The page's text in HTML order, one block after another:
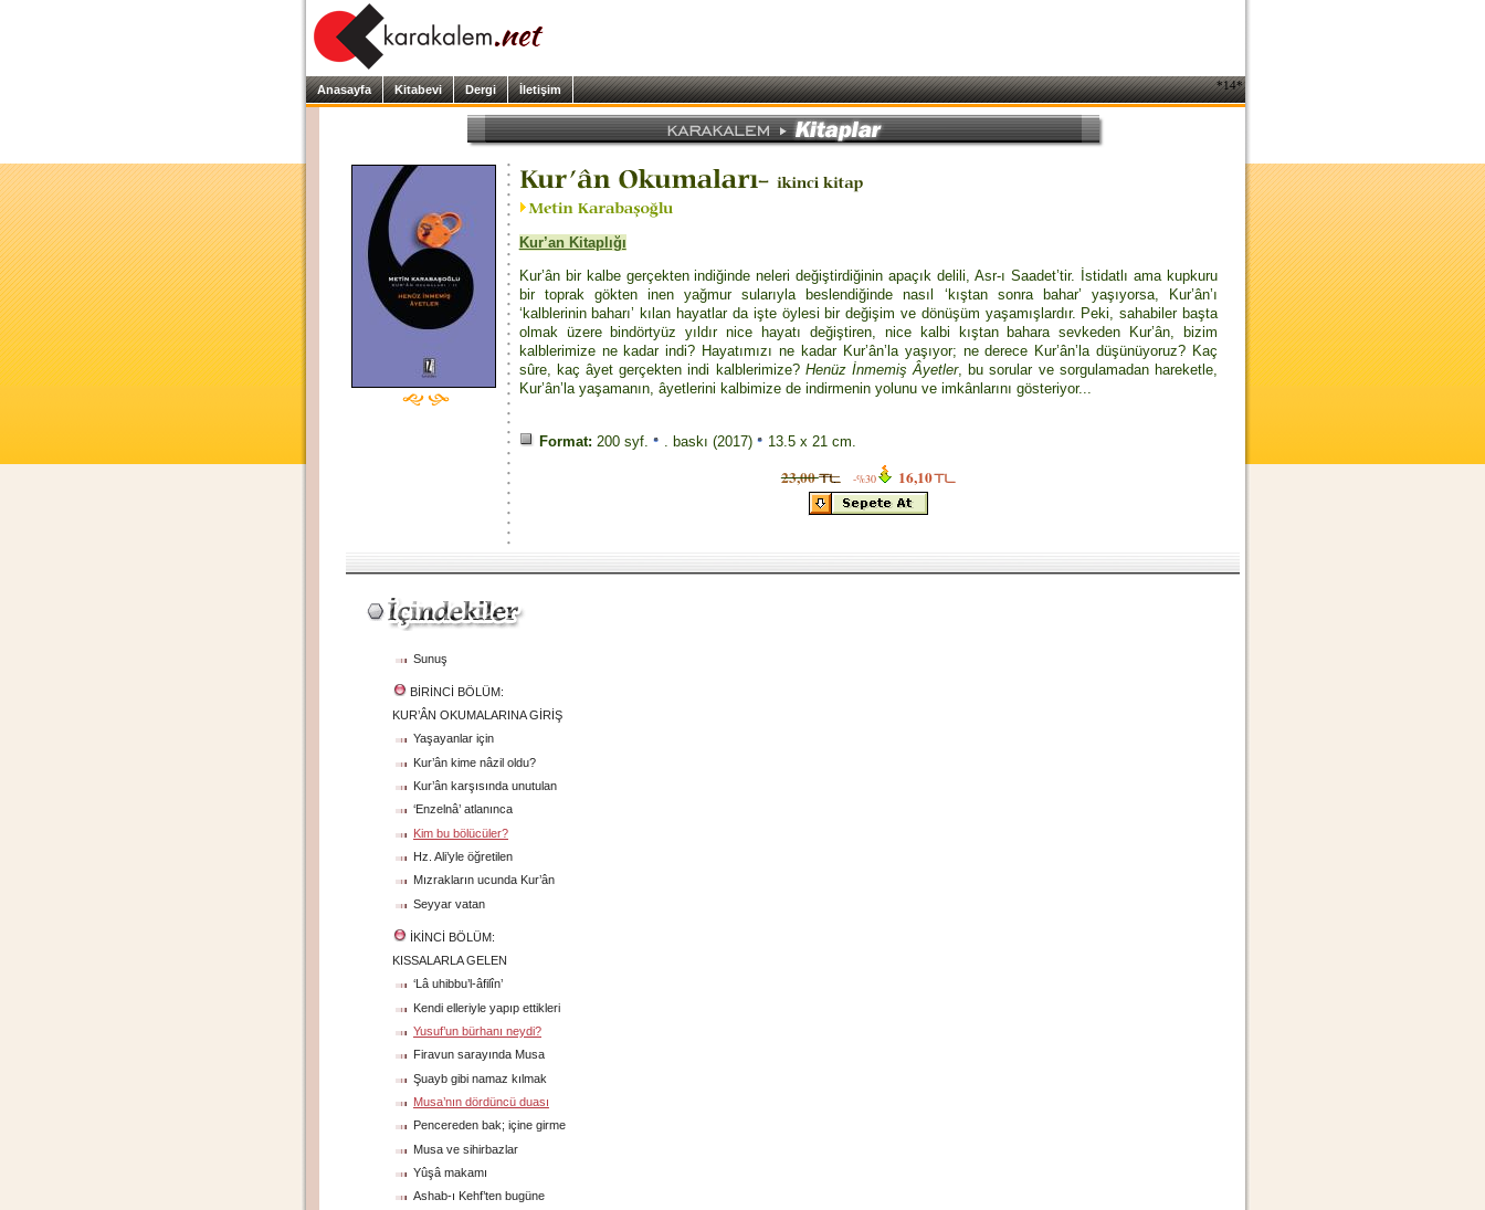
Anasayfa Kitabevi Dergi İletişim *14*
Kur’an Kitaplığı
Kur’ân bir kalbe gerçekten indiğinde neleri değiştirdiğinin apaçık delili, Asr-ı Saadet’tir. İstidatlı ama kupkuru
bir toprak gökten inen yağmur sularıyla beslendiğinde nasıl ‘kıştan sonra bahar’ yaşıyorsa, Kur’ân’ı
‘kalblerinin baharı’ kılan hayatlar da işte öylesi bir değişim ve dönüşüm yaşamışlardır. Peki, sahabiler başta
olmak üzere bindörtyüz yıldır nice hayatı değiştiren, nice kalbi kıştan bahara sevkeden Kur’ân, bizim
kalblerimize ne kadar indi? Hayatımızı ne kadar Kur’ân’la yaşıyor; ne derece Kur’ân’la düşünüyoruz? Kaç
sûre, kaç âyet gerçekten indi kalblerimize? Henüz İnmemiş Âyetler, bu sorular ve sorgulamadan hareketle,
Kur’ân’la yaşamanın, âyetlerini kalbimize de indirmenin yolunu ve imkânlarını gösteriyor...
Format: 200 syf. . baskı (2017) 13.5 x 21 cm.
23,00 -%30 16,10
Sunuş
BİRİNCİ BÖLÜM:
KUR’ÂN OKUMALARINA GİRİŞ
Yaşayanlar için
Kur’ân kime nâzil oldu?
Kur’ân karşısında unutulan
‘Enzelnâ’ atlanınca
Kim bu bölücüler?
Hz. Ali’yle öğretilen
Mızrakların ucunda Kur’ân
Seyyar vatan
İKİNCİ BÖLÜM:
KISSALARLA GELEN
‘Lâ uhibbu’l-âfilîn’
Kendi elleriyle yapıp ettikleri
Yusuf’un bürhanı neydi?
Firavun sarayında Musa
Şuayb gibi namaz kılmak
Musa’nın dördüncü duası
Pencereden bak; içine girme
Musa ve sihirbazlar
Yûşâ makamı
Ashab-ı Kehf’ten bugüne